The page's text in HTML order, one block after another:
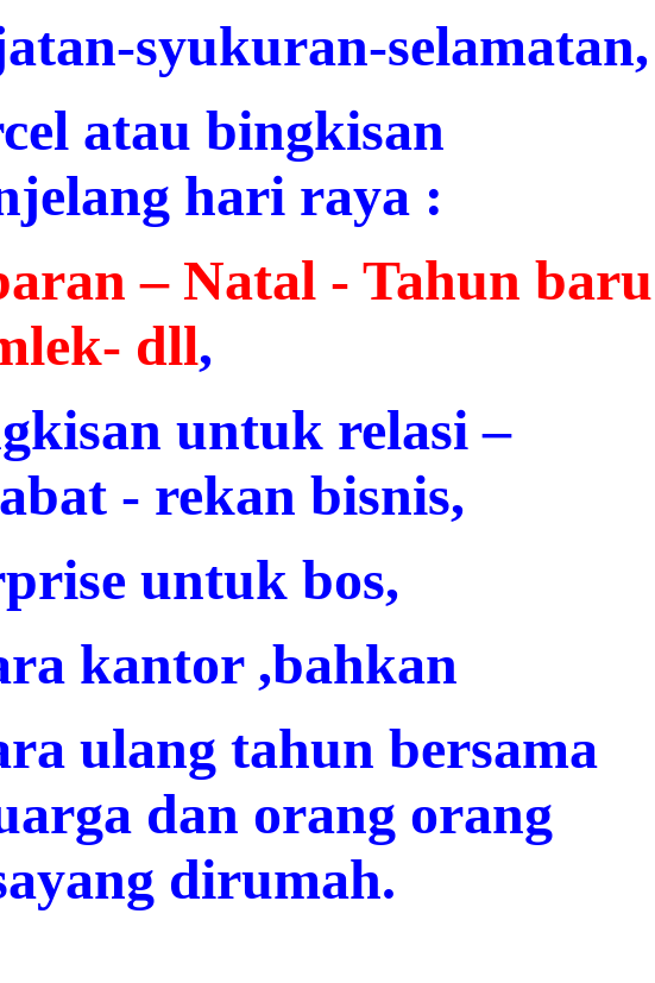
syukuran-selamatan,
atau bingkisan
hari raya :
–Natal - Tahun baru
dll,
untuk relasi–
- rekan bisnis,
untuk bos,
kantor ,bahkan
ulang tahun bersama
dan orang orang
dirumah.